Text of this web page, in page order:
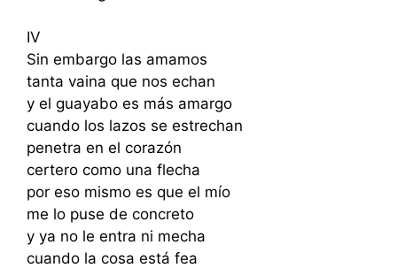
IV
Sin embargo las amamos
tanta vaina que nos echan
y el guayabo es más amargo
cuando los lazos se estrechan
penetra en el corazón
certero como una flecha
por eso mismo es que el mío
me lo puse de concreto
y ya no le entra ni mecha
cuando la cosa está fea